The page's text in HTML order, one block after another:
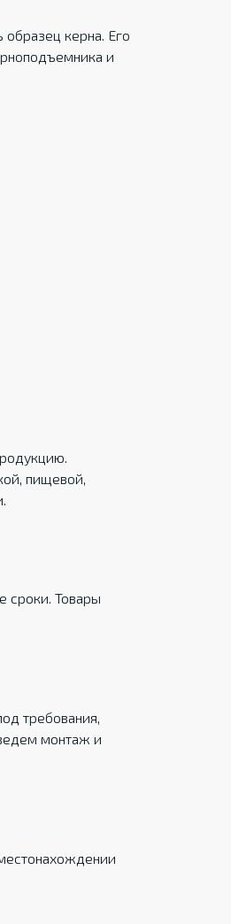
керна. Его
и
пищевой,
сроки. Товары
требования,
монтаж и